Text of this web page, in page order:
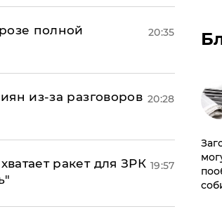
полной
20:35
из-за разговоров 20:28
ракет для ЗРК 19:57